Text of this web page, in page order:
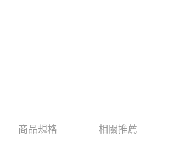
商品規格 相關推薦